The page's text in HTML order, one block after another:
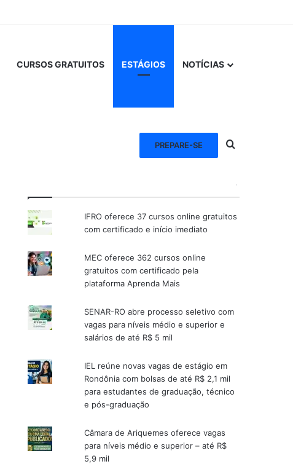
CURSOS GRATUITOS ESTÁGIOS NOTÍCIAS
PREPARE-SE Procurar por
IFRO oferece 37 cursos online gratuitos
com certificado e início imediato
MEC oferece 362 cursos online
gratuitos com certificado pela
plataforma Aprenda Mais
SENAR-RO abre processo seletivo com
vagas para níveis médio e superior e
salários de até R$ 5 mil
IEL reúne novas vagas de estágio em
Rondônia com bolsas de até R$ 2,1 mil
para estudantes de graduação, técnico
e pós-graduação
Câmara de Ariquemes oferece vagas
para níveis médio e superior – até R$
5,9 mil